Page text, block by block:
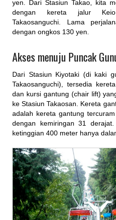
yen. Dari Stasiun Takao, kita
dengan kereta jalur
Takaosanguchi. Lama
dengan ongkos 130 yen.
Akses menuju Puncak
Dari Stasiun Kiyotaki (di kaki
Takaosanguchi), tersedia
dan kursi gantung (chair lift)
ke Stasiun Takaosan. Kereta
adalah kereta gantung
dengan kemiringan 31
ketinggian 400 meter hanya